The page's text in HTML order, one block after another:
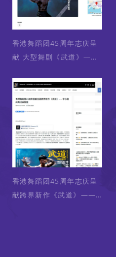
香港舞蹈团45周年志庆呈
献 大型舞剧《武道》——
香港舞蹈团45周年志庆呈
献跨界新作《武道》——